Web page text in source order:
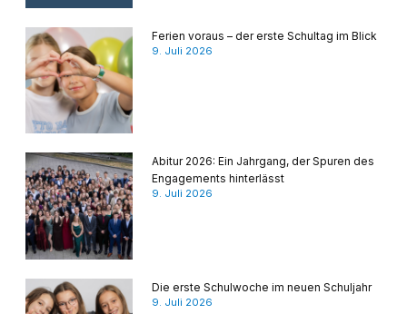
Ferien voraus – der erste Schultag im Blick
9. Juli 2026
Abitur 2026: Ein Jahrgang, der Spuren des
Engagements hinterlässt
9. Juli 2026
Die erste Schulwoche im neuen Schuljahr
9. Juli 2026